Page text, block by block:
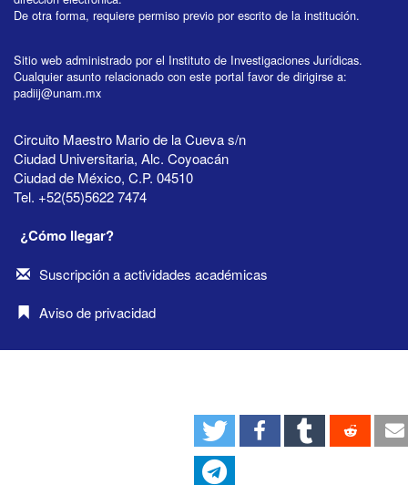
De otra forma, requiere permiso previo por escrito de la institución.
Sitio web administrado por el Instituto de Investigaciones Jurídicas.
Cualquier asunto relacionado con este portal favor de dirigirse a:
padiij@unam.mx
Circuito Maestro Mario de la Cueva s/n
Ciudad Universitaria, Alc. Coyoacán
Ciudad de México, C.P. 04510
Tel. +52(55)5622 7474
¿Cómo llegar?
Suscripción a actividades académicas
Aviso de privacidad